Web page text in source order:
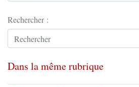
Rechercher :
Dans la même rubrique